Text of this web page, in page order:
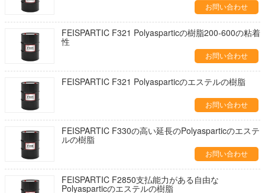
お問い合わせ
FEISPARTIC F321 Polyasparticの樹脂200-600の粘着
性
お問い合わせ
FEISPARTIC F321 Polyasparticのエステルの樹脂
お問い合わせ
FEISPARTIC F330の高い延長のPolyasparticのエステ
ルの樹脂
お問い合わせ
FEISPARTIC F2850支払能力がある自由な
Polyasparticのエステルの樹脂